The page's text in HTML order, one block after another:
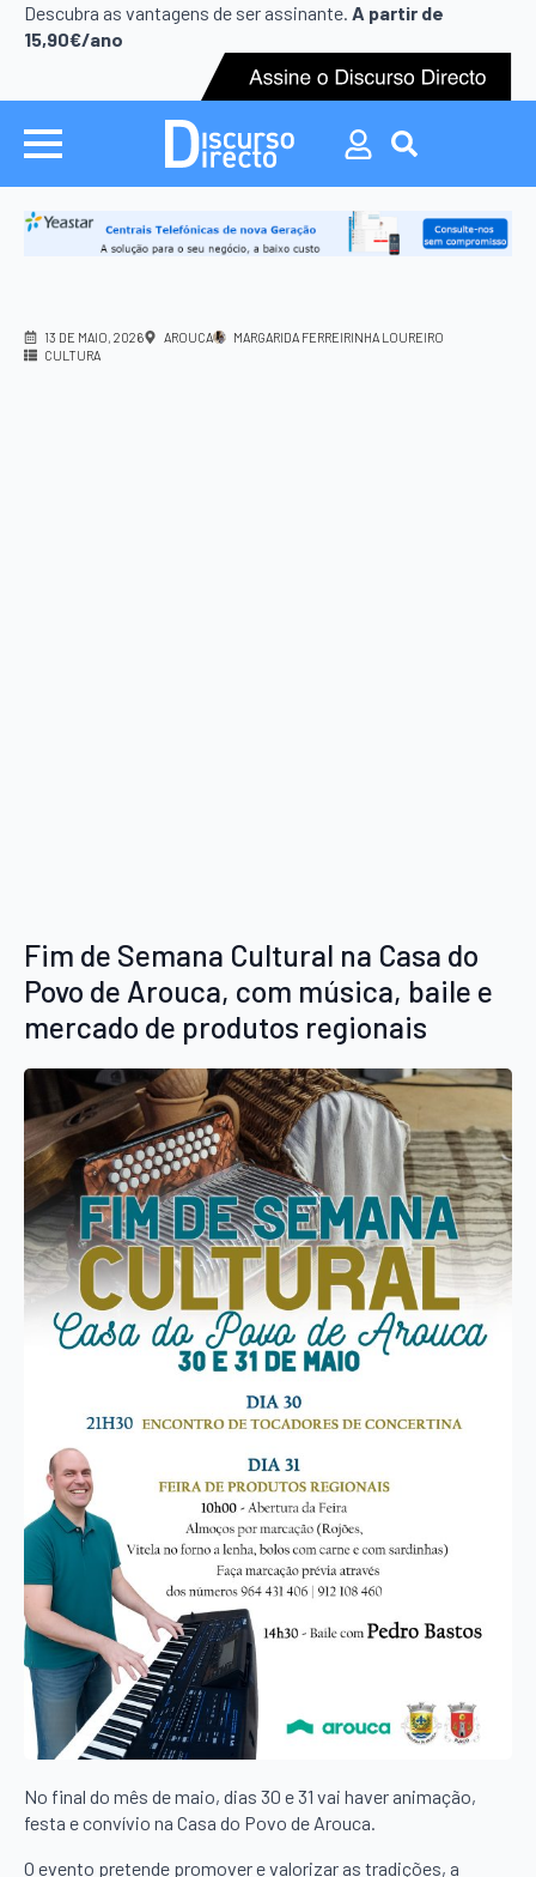
Descubra as vantagens de ser assinante. A partir de
15,90€/ano
Search
for:
Search
13 DE MAIO, 2026 AROUCA
MARGARIDA FERREIRINHA LOUREIRO
CULTURA
Fim de Semana Cultural na Casa do
Povo de Arouca, com música, baile e
mercado de produtos regionais
No final do mês de maio, dias 30 e 31 vai haver animação,
festa e convívio na Casa do Povo de Arouca.
O evento pretende promover e valorizar as tradições, a